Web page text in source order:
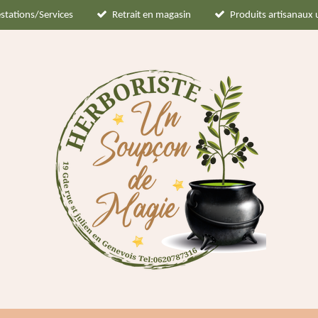
Services Retrait en magasin Produits artisanaux